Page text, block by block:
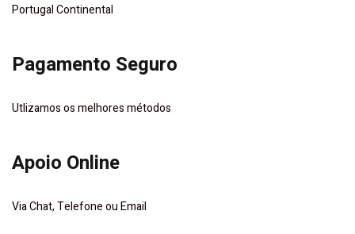
Portugal Continental
Pagamento Seguro
Utlizamos os melhores métodos
Apoio Online
Via Chat, Telefone ou Email